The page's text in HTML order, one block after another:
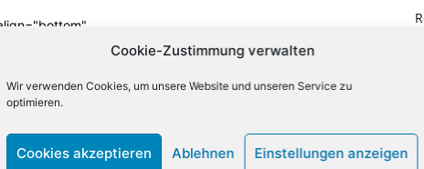
Cookie-Zustimmung verwalten
Wir verwenden Cookies, um unsere Website und unseren Service zu
optimieren.
Cookies akzeptieren Ablehnen Einstellungen anzeigen
columns="33.33333333%"
show_author2="none" show_date2="none"
show_excerpt1="none"
show_author1="none"